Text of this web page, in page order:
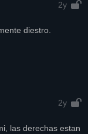
2y
diestro.
2y
las derechas estan